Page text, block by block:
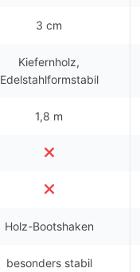
3 cm
Kiefernholz,
Edelstahlformstabil
1,8 m
Holz-Bootshaken
besonders stabil